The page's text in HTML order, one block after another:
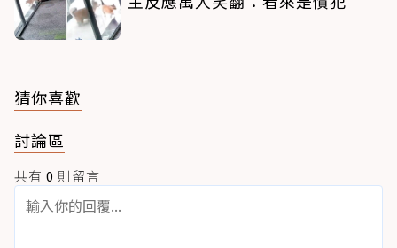
猜你喜歡
討論區
共有 0 則留言